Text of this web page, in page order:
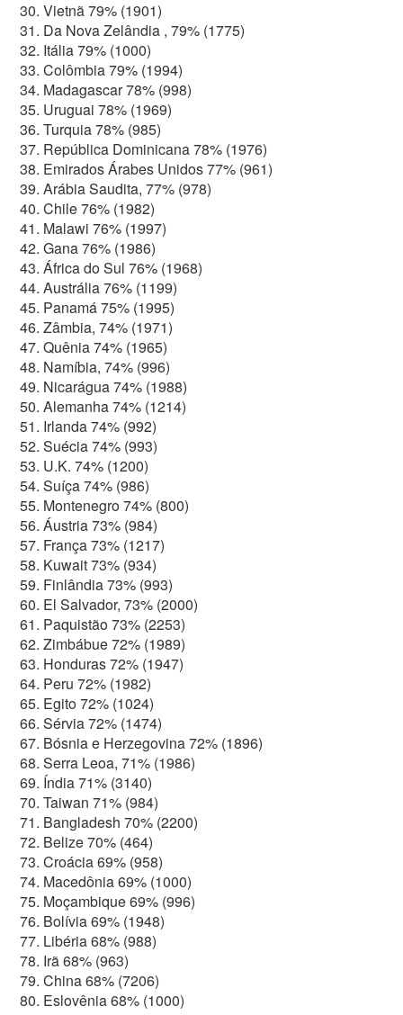
Vietnã 79% (1901)
Da Nova Zelândia , 79% (1775)
Itália 79% (1000)
Colômbia 79% (1994)
Madagascar 78% (998)
Uruguai 78% (1969)
Turquia 78% (985)
República Dominicana 78% (1976)
Emirados Árabes Unidos 77% (961)
Arábia Saudita, 77% (978)
Chile 76% (1982)
Malawi 76% (1997)
Gana 76% (1986)
África do Sul 76% (1968)
Austrália 76% (1199)
Panamá 75% (1995)
Zâmbia, 74% (1971)
Quênia 74% (1965)
Namíbia, 74% (996)
Nicarágua 74% (1988)
Alemanha 74% (1214)
Irlanda 74% (992)
Suécia 74% (993)
U.K. 74% (1200)
Suíça 74% (986)
Montenegro 74% (800)
Áustria 73% (984)
França 73% (1217)
Kuwait 73% (934)
Finlândia 73% (993)
El Salvador, 73% (2000)
Paquistão 73% (2253)
Zimbábue 72% (1989)
Honduras 72% (1947)
Peru 72% (1982)
Egito 72% (1024)
Sérvia 72% (1474)
Bósnia e Herzegovina 72% (1896)
Serra Leoa, 71% (1986)
Índia 71% (3140)
Taiwan 71% (984)
Bangladesh 70% (2200)
Belize 70% (464)
Croácia 69% (958)
Macedônia 69% (1000)
Moçambique 69% (996)
Bolívia 69% (1948)
Libéria 68% (988)
Irã 68% (963)
China 68% (7206)
Eslovênia 68% (1000)